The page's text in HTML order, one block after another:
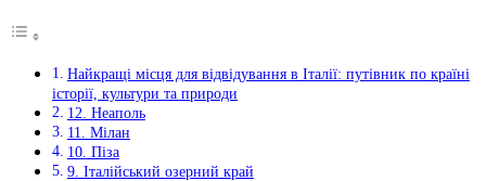
Найкращі місця для відвідування в Італії: путівник по країні
історії, культури та природи
12. Неаполь
11. Мілан
10. Піза
9. Італійський озерний край